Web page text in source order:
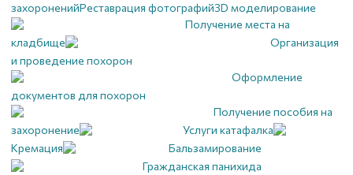
захороненийРеставрация фотографий3D моделирование
Получение места на
кладбище
Организация
и проведение похорон
Оформление
документов для похорон
Получение пособия на
захоронение
Услуги катафалка
Кремация
Бальзамирование
Гражданская панихида